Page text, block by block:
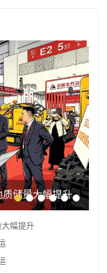
质储量大幅提升
大幅提升